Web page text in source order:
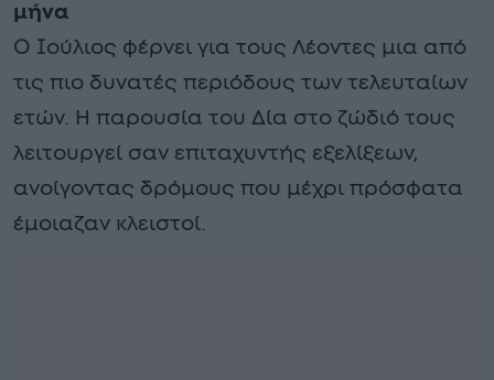
μήνα
Ο Ιούλιος φέρνει για τους Λέοντες μια από
τις πιο δυνατές περιόδους των τελευταίων
ετών. Η παρουσία του Δία στο ζώδιό τους
λειτουργεί σαν επιταχυντής εξελίξεων,
ανοίγοντας δρόμους που μέχρι πρόσφατα
έμοιαζαν κλειστοί.